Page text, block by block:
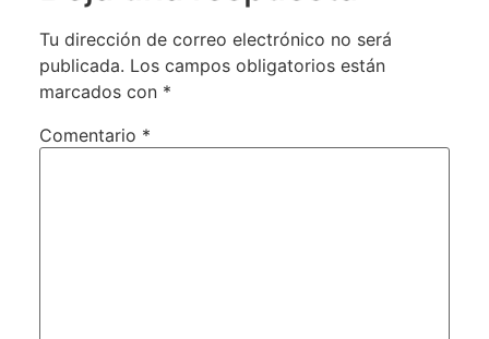
Tu dirección de correo electrónico no será
publicada. Los campos obligatorios están
marcados con *
Comentario *